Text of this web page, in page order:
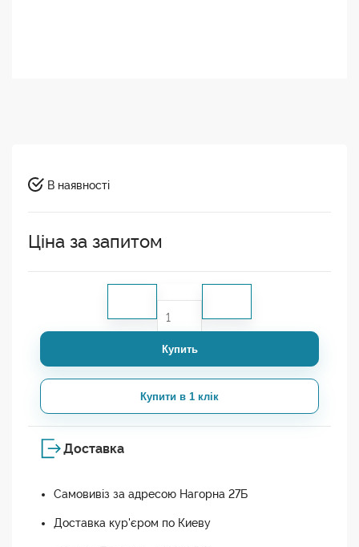
В наявності
Ціна за запитом
Купить
Купити в 1 клік
Доставка
Самовивіз за адресою Нагорна 27Б
Доставка кур'єром по Киеву